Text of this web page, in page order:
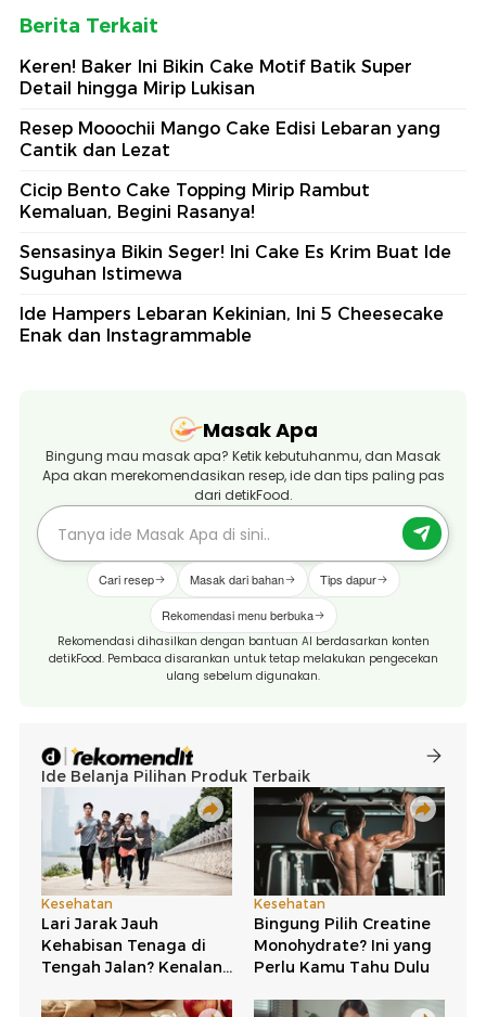
Berita Terkait
Keren! Baker Ini Bikin Cake Motif Batik Super
Detail hingga Mirip Lukisan
Resep Mooochii Mango Cake Edisi Lebaran yang
Cantik dan Lezat
Cicip Bento Cake Topping Mirip Rambut
Kemaluan, Begini Rasanya!
Sensasinya Bikin Seger! Ini Cake Es Krim Buat Ide
Suguhan Istimewa
Ide Hampers Lebaran Kekinian, Ini 5 Cheesecake
Enak dan Instagrammable
Masak Apa
Bingung mau masak apa? Ketik kebutuhanmu, dan Masak
Apa akan merekomendasikan resep, ide dan tips paling pas
dari detikFood.
Cari resep Masak dari bahan Tips dapur
Rekomendasi menu berbuka
Rekomendasi dihasilkan dengan bantuan AI berdasarkan konten
detikFood. Pembaca disarankan untuk tetap melakukan pengecekan
ulang sebelum digunakan.